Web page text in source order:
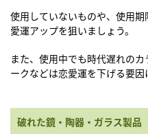
使用していないものや、使用
愛運アップを狙いましょう。
また、使用中でも時代遅れの
ークなどは恋愛運を下げる要因
破れた鏡・陶器・ガラス製品